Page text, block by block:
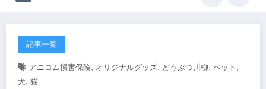
記事一覧
アニコム損害保険, オリジナルグッズ, どうぶつ川柳, ペット ,
犬, 猫